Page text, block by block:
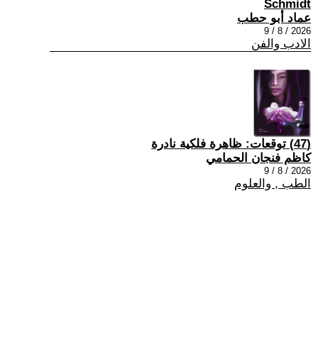
Schmidt
عماد أبو حطب
2026 / 8 / 9
الادب والفن
(47) توقعات: ظاهرة فلكية نادرة
كاظم فنجان الحمامي
2026 / 8 / 9
الطب , والعلوم